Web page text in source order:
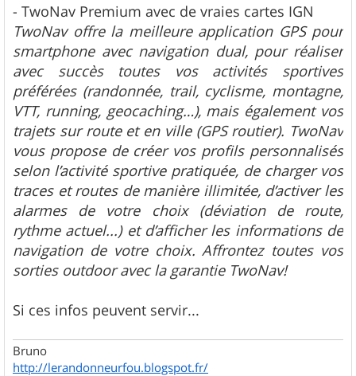
- TwoNav Premium avec de vraies cartes IGN
TwoNav offre la meilleure application GPS pour
smartphone avec navigation dual, pour réaliser
avec succès toutes vos activités sportives
préférées (randonnée, trail, cyclisme, montagne,
VTT, running, geocaching…), mais également vos
trajets sur route et en ville (GPS routier). TwoNav
vous propose de créer vos profils personnalisés
selon l’activité sportive pratiquée, de charger vos
traces et routes de manière illimitée, d’activer les
alarmes de votre choix (déviation de route,
rythme actuel...) et d’afficher les informations de
navigation de votre choix. Affrontez toutes vos
sorties outdoor avec la garantie TwoNav!
Si ces infos peuvent servir...
Bruno
http://lerandonneurfou.blogspot.fr/